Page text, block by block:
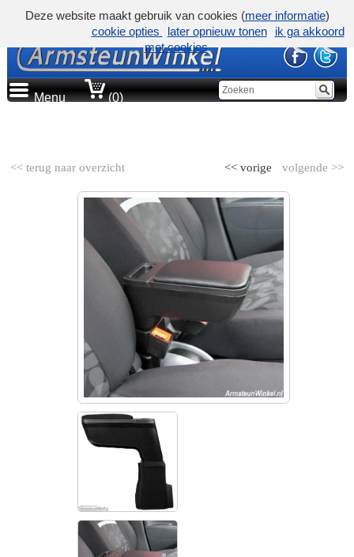
Menu (0)
<< terug naar overzicht volgende >>
<< vorige
Deze website maakt gebruik van cookies (meer informatie)
cookie opties
later opnieuw tonen
ik ga akkoord
met cookies